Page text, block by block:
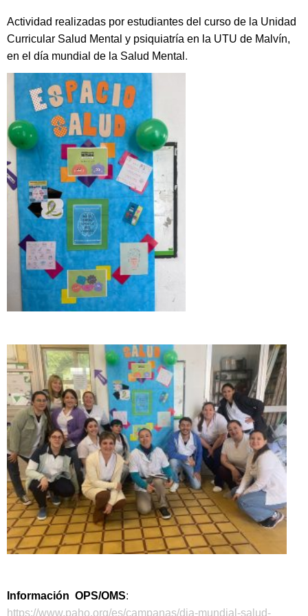
Actividad realizadas por estudiantes del curso de la Unidad
Curricular Salud Mental y psiquiatría en la UTU de Malvín,
en el día mundial de la Salud Mental .
Información OPS/OMS:
https://www.paho.org/es/campanas/dia-mundial-salud-